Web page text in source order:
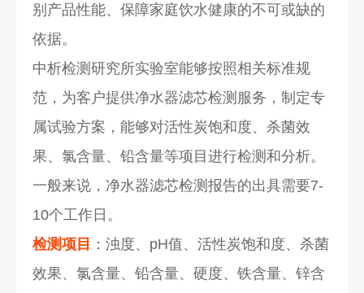
别产品性能、保障家庭饮水健康的不可或缺的
依据。
中析检测研究所实验室能够按照相关标准规
范，为客户提供净水器滤芯检测服务，制定专
属试验方案，能够对活性炭饱和度、杀菌效
果、氯含量、铅含量等项目进行检测和分析。
一般来说，净水器滤芯检测报告的出具需要7-
10个工作日。
检测项目
：浊度、pH值、活性炭饱和度、杀菌
效果、氯含量、铅含量、硬度、铁含量、锌含